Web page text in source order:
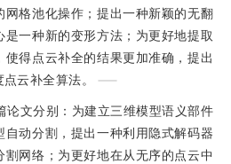
网格池化操作；提出一种新颖的无翻
一种新的变形方法；为更好地提取
得点云补全的结果更加准确，提出
云补全算法。
论文分别：为建立三维模型语义部件
动分割，提出一种利用隐式解码器
网络；为更好地在从无序的点云中